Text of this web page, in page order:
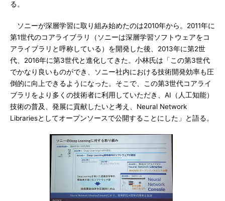
る。
ソニーが深層学習に取り組み始めたのは2010年から。2011年に
第1世代のコアライブラリ（ソニーは深層学習ソフトウェアをコ
アライブラリと呼称している）を開発した後、2013年に第2世
代、2016年に第3世代と進化してきた。小林氏は「この第3世代
でかなり良いものができ、ソニー社内における技術開発効率も圧
倒的に向上できるようになった。そこで、この第3世代コアライ
ブラリをより多くの技術者に利用していただき、AI（人工知能）
技術の普及、発展に貢献したいと考え、Neural Network
Librariesとしてオープンソースで公開することにした」と語る。